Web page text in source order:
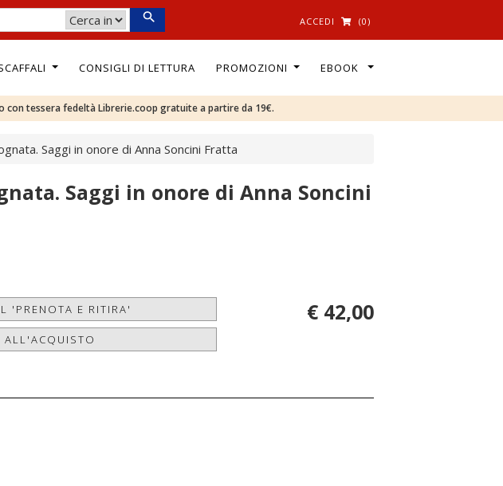
ACCEDI (0)
CONSIGLI DI LETTURA PROMOZIONI EBOOK
con tessera fedeltà Librerie.coop gratuite a partire da 19€.
Saggi in onore di Anna Soncini Fratta
Saggi in onore di Anna Soncini
'PRENOTA E RITIRA' € 42,00